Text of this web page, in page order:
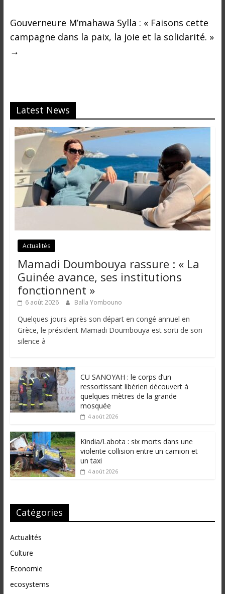
Gouverneure M’mahawa Sylla : « Faisons cette
campagne dans la paix, la joie et la solidarité. »
→
Latest News
Actualités
Mamadi Doumbouya rassure : « La
Guinée avance, ses institutions
fonctionnent »
6 août 2026 Balla Yombouno
Quelques jours après son départ en congé annuel en
Grèce, le président Mamadi Doumbouya est sorti de son
silence à
CU SANOYAH : le corps d’un
ressortissant libérien découvert à
quelques mètres de la grande
mosquée
4 août 2026
Kindia/Labota : six morts dans une
violente collision entre un camion et
un taxi
4 août 2026
Catégories
Actualités
Culture
Economie
ecosystems